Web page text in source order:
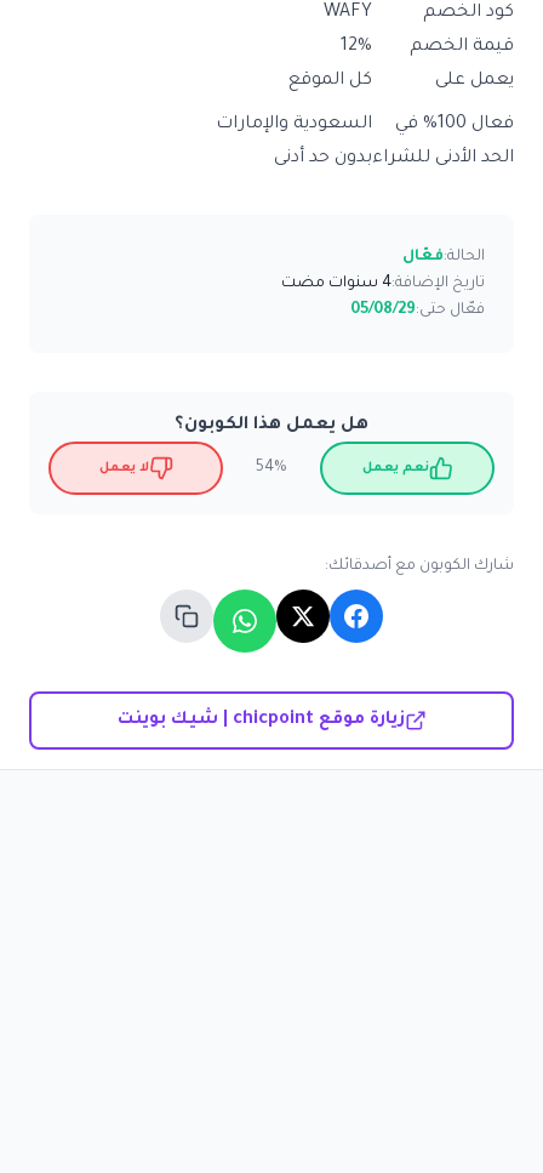
كود الخصم
WAFY
قيمة الخصم
12%
يعمل على
كل الموقع
فعال 100% في
السعودية والإمارات
الحد الأدنى للشراءبدون حد أدنى
الحالة:فعّال
تاريخ الإضافة:4 سنوات مضت
فعّال حتى:05/08/29
هل يعمل هذا الكوبون؟
نعم يعمل 54% لا يعمل
شارك الكوبون مع أصدقائك:
زيارة موقع chicpoint | شيك بوينت